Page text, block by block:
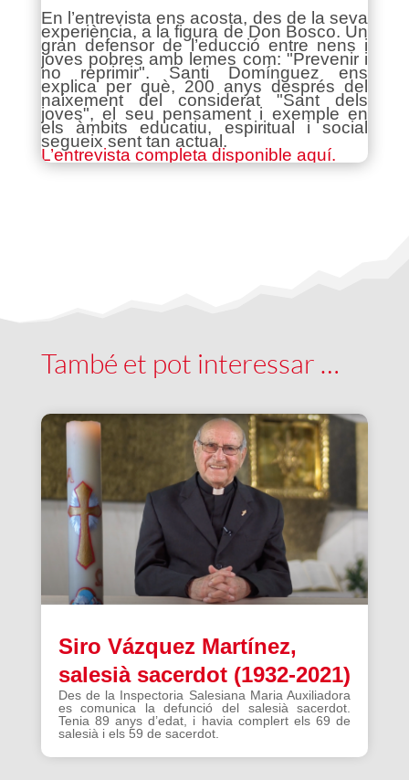
En l’entrevista ens acosta, des de la seva
experiència, a la figura de Don Bosco. Un
gran defensor de l’educció entre nens i
joves pobres amb lemes com: "Prevenir i
no reprimir". Santi Domínguez ens
explica per què, 200 anys després del
naixement del considerat "Sant dels
joves", el seu pensament i exemple en
els àmbits educatiu, espiritual i social
segueix sent tan actual.
L’entrevista completa disponible aquí.
També et pot interessar …
Siro Vázquez Martínez,
salesià sacerdot (1932-2021)
Des de la Inspectoria Salesiana Maria Auxiliadora
es comunica la defunció del salesià sacerdot.
Tenia 89 anys d’edat, i havia complert els 69 de
salesià i els 59 de sacerdot.